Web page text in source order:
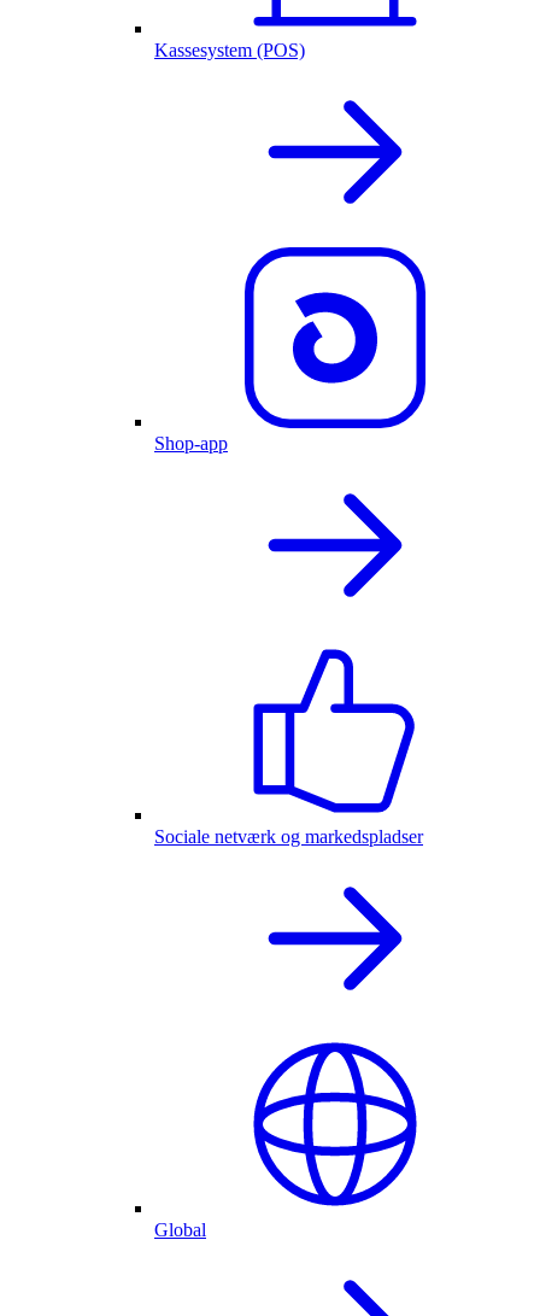
Kassesystem (POS)
Shop-app
Sociale netværk og markedspladser
Global